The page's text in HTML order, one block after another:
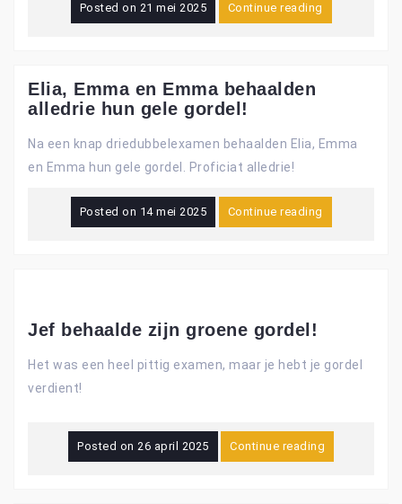
Posted on 21 mei 2025 Continue reading
Elia, Emma en Emma behaalden
alledrie hun gele gordel!
Na een knap driedubbelexamen behaalden Elia, Emma
en Emma hun gele gordel. Proficiat alledrie!
Posted on 14 mei 2025 Continue reading
Jef behaalde zijn groene gordel!
Het was een heel pittig examen, maar je hebt je gordel
verdient!
Posted on 26 april 2025 Continue reading